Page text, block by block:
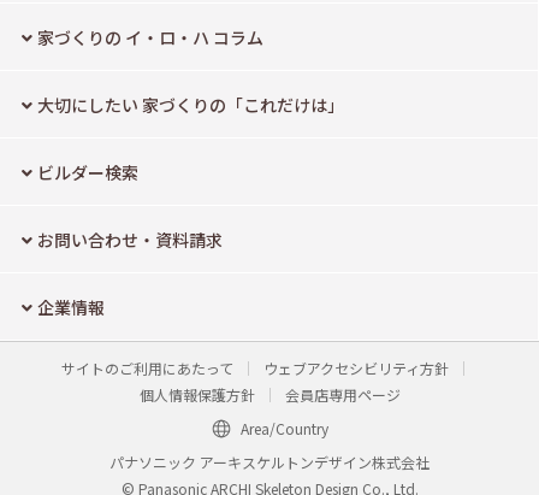
家づくりの イ・ロ・ハ コラム
大切にしたい 家づくりの「これだけは」
ビルダー検索
お問い合わせ・資料請求
企業情報
サイトのご利用にあたって
ウェブアクセシビリティ方針
個人情報保護方針
会員店専用ページ
Area/Country
パナソニック アーキスケルトンデザイン株式会社
© Panasonic ARCHI Skeleton Design Co., Ltd.